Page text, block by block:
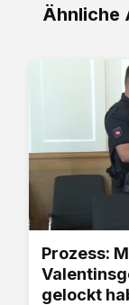
Ähnliche
Prozess:
gelockt